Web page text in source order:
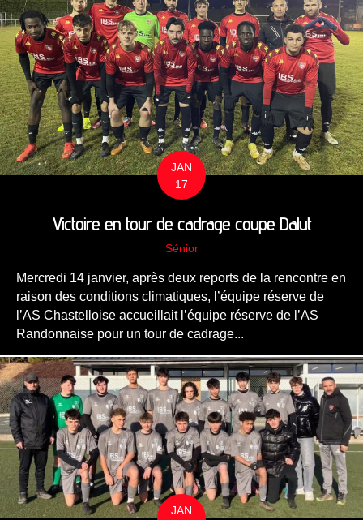
JAN
17
Victoire en tour de cadrage coupe Dalut
Sénior
Mercredi 14 janvier, après deux reports de la rencontre en
raison des conditions climatiques, l’équipe réserve de
l’AS Chastelloise accueillait l’équipe réserve de l’AS
Randonnaise pour un tour de cadrage...
JAN